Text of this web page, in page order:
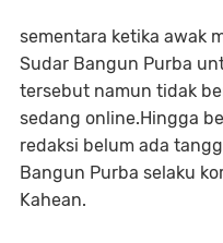
sementara ketika awak
Sudar Bangun Purba
tersebut namun tidak
sedang online.Hingga
redaksi belum ada
Bangun Purba selaku
Kahean.